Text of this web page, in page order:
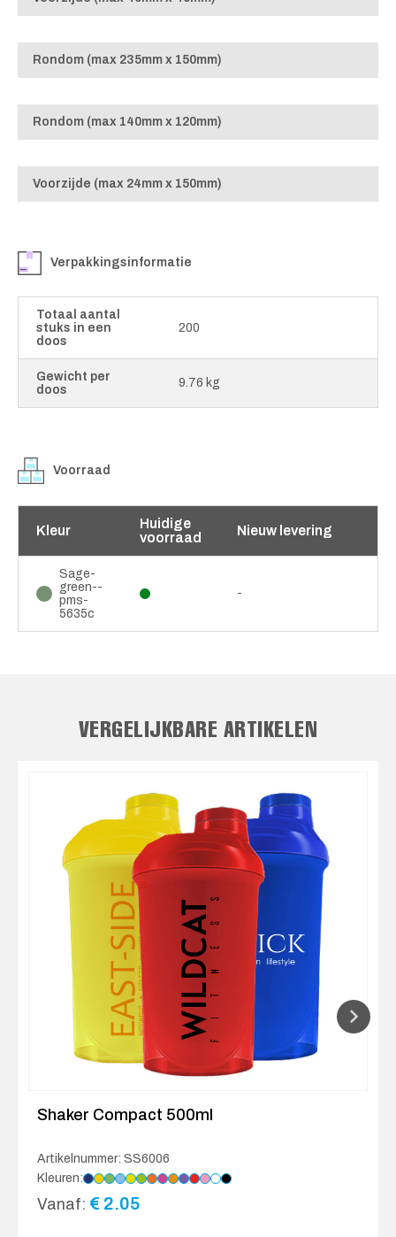
Rondom (max 235mm x 150mm)
Rondom (max 140mm x 120mm)
Voorzijde (max 24mm x 150mm)
Verpakkingsinformatie
Totaal aantal
stuks in een
doos
200
Gewicht per
doos
9.76 kg
Voorraad
Kleur
Huidige
voorraad
Nieuw levering
Sage-
green--
pms-
5635c
-
VERGELIJKBARE ARTIKELEN
Shaker Compact 500ml
Artikelnummer: SS6006
Kleuren:
Vanaf: € 2.05